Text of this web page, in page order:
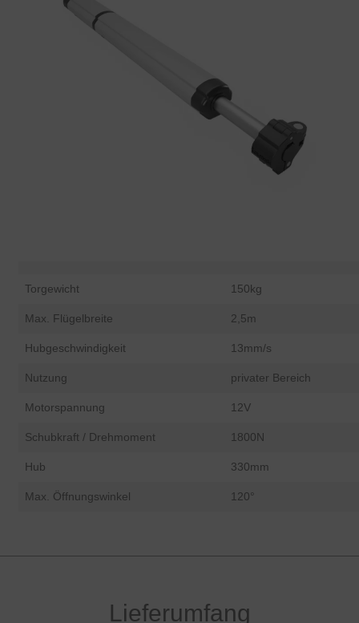
Torgewicht 150kg
Max. Flügelbreite 2,5m
Hubgeschwindigkeit 13mm/s
Nutzung privater Bereich
Motorspannung 12V
Schubkraft / Drehmoment 1800N
Hub 330mm
Max. Öffnungswinkel 120°
Lieferumfang